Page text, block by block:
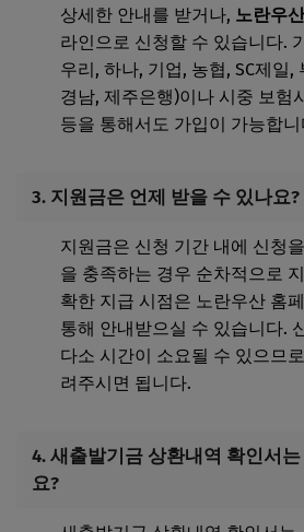
상세한 안내를 받거나, 노란우
라인으로 신청할 수 있습니다.
우리, 하나, 기업, 농협, SC제일,
경남, 제주은행)이나 시중 보험
등을 통해서도 가입이 가능합니
3. 지원금은 언제 받을 수 있나요?
지원금은 신청 기간 내에 신청
을 충족하는 경우 순차적으로
확한 지급 시점은 노란우산 홈
통해 안내받으실 수 있습니다.
다소 시간이 소요될 수 있으므
려주시면 됩니다.
4. 새출발기금 상환내역 확인서
요?